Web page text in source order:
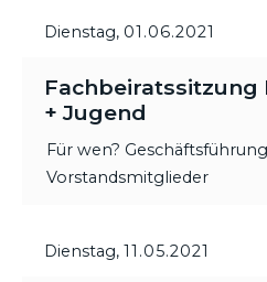
Dienstag, 01.06.2021
Fachbeiratssitzung
+ Jugend
Für wen?
Vorstandsmitglieder
Dienstag, 11.05.2021